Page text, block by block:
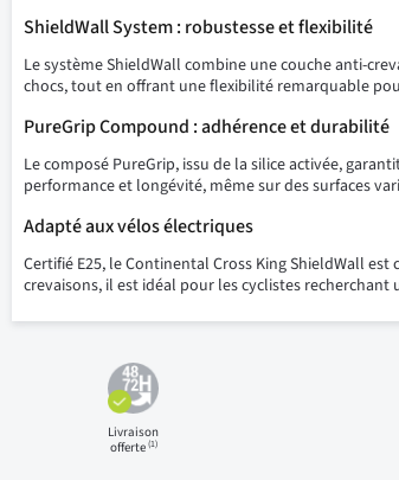
ShieldWall System : robustesse et flexibilité
Le système ShieldWall combine une couche anti-
chocs, tout en offrant une flexibilité remarquable
PureGrip Compound : adhérence et durabilité
Le composé PureGrip, issu de la silice activée,
performance et longévité, même sur des surfaces
Adapté aux vélos électriques
Certifié E25, le Continental Cross King ShieldWall
crevaisons, il est idéal pour les cyclistes
Livraison
offerte(1)